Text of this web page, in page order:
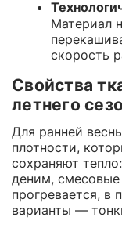
Материал
скорость
Свойства
летнего
Для ранней
плотности,
сохраняют
деним, смесовые
прогревается,
варианты —